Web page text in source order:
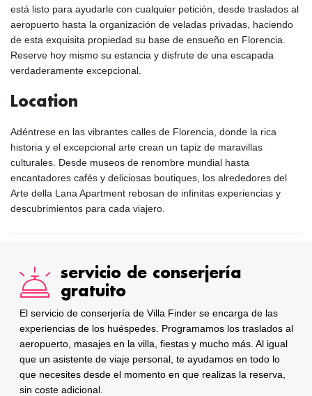
está listo para ayudarle con cualquier petición, desde traslados al
aeropuerto hasta la organización de veladas privadas, haciendo
de esta exquisita propiedad su base de ensueño en Florencia.
Reserve hoy mismo su estancia y disfrute de una escapada
verdaderamente excepcional.
Location
Adéntrese en las vibrantes calles de Florencia, donde la rica
historia y el excepcional arte crean un tapiz de maravillas
culturales. Desde museos de renombre mundial hasta
encantadores cafés y deliciosas boutiques, los alrededores del
Arte della Lana Apartment rebosan de infinitas experiencias y
descubrimientos para cada viajero.
servicio de conserjería
gratuito
El servicio de conserjería de Villa Finder se encarga de las
experiencias de los huéspedes. Programamos los traslados al
aeropuerto, masajes en la villa, fiestas y mucho más. Al igual
que un asistente de viaje personal, te ayudamos en todo lo
que necesites desde el momento en que realizas la reserva,
sin coste adicional.